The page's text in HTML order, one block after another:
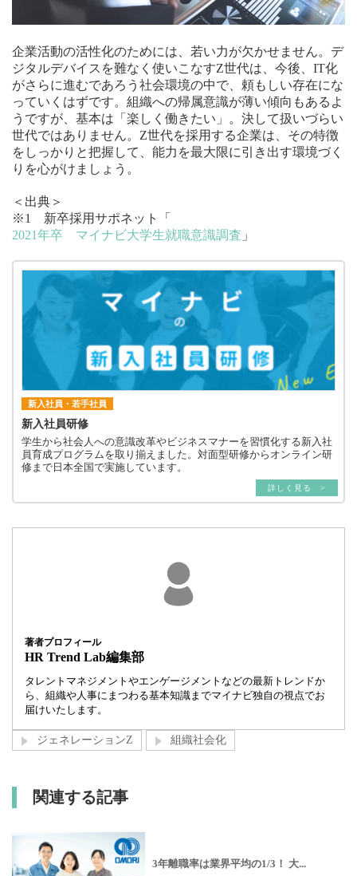
企業活動の活性化のためには、若い力が欠かせません。デ
ジタルデバイスを難なく使いこなすZ世代は、今後、IT化
がさらに進むであろう社会環境の中で、頼もしい存在にな
っていくはずです。組織への帰属意識が薄い傾向もあるよ
うですが、基本は「楽しく働きたい」。決して扱いづらい
世代ではありません。Z世代を採用する企業は、その特徴
をしっかりと把握して、能力を最大限に引き出す環境づく
りを心がけましょう。
＜出典＞
※1 新卒採用サポネット「
2021年卒 マイナビ大学生就職意識調査 」
新入社員・若手社員
新入社員研修
学生から社会人への意識改革やビジネスマナーを習慣化する新入社
員育成プログラムを取り揃えました。対面型研修からオンライン研
修まで日本全国で実施しています。
詳しく見る >
著者プロフィール
HR Trend Lab編集部
タレントマネジメントやエンゲージメントなどの最新トレンドか
ら、組織や人事にまつわる基本知識までマイナビ独自の視点でお
届けいたします。
ジェネレーションZ 組織社会化
関連する記事
3年離職率は業界平均の1/3！ 大...